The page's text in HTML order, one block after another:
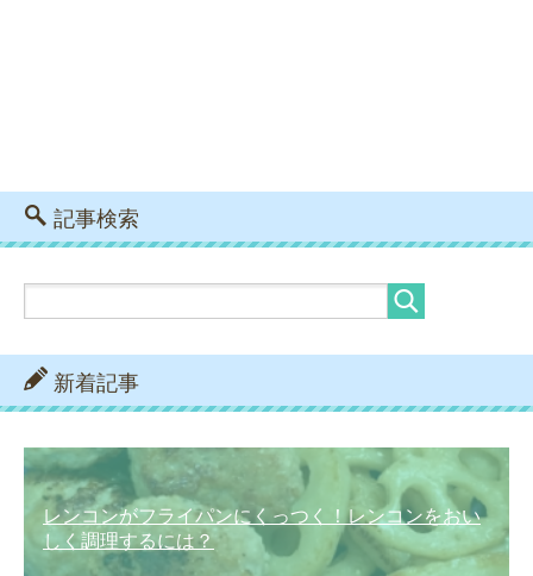
記事検索
新着記事
レンコンがフライパンにくっつく！レンコンをおい
しく調理するには？